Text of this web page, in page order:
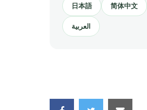
日本語 简体中文
العربية